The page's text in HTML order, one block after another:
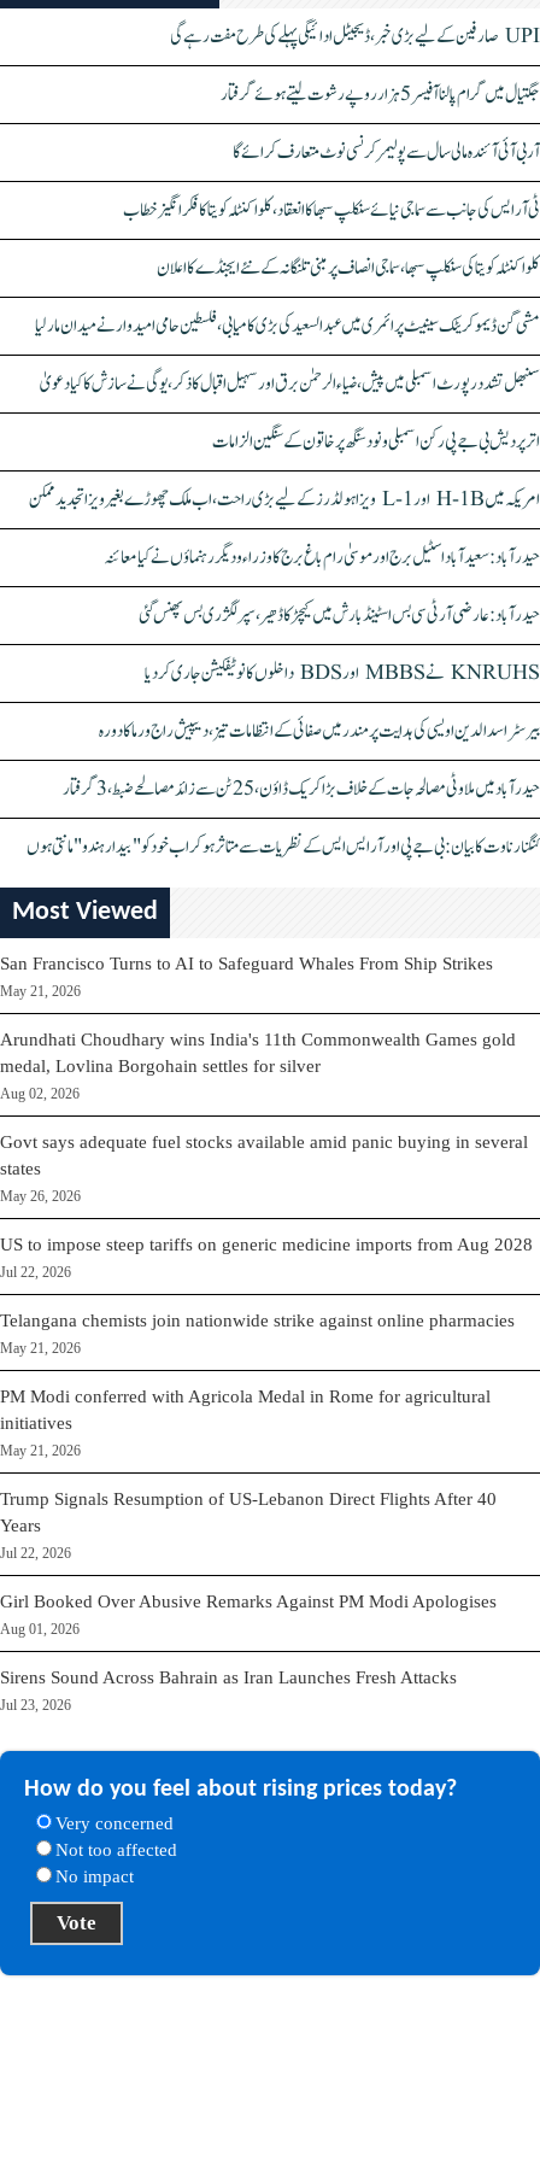
UPI صارفین کے لیے بڑی خبر، ڈیجیٹل ادائیگی پہلے کی طرح مفت رہے گی
جگتیال میں گرام پالنا آفیسر 5 ہزار روپے رشوت لیتے ہوئے گرفتار
آر بی آئی آئندہ مالی سال سے پولیمر کرنسی نوٹ متعارف کرائے گا
ٹی آر ایس کی جانب سے سماجی نیائے سنکلپ سبھا کا انعقاد، کلواکنٹلہ کویتا کا فکر انگیز خطاب
کلواکنٹلہ کویتا کی سنکلپ سبھا، سماجی انصاف پر مبنی تلنگانہ کے نئے ایجنڈے کا اعلان
مشی گن ڈیموکریٹک سینیٹ پرائمری میں عبدالسعید کی بڑی کامیابی، فلسطین حامی امیدوار نے میدان مار لیا
سنبھل تشدد رپورٹ اسمبلی میں پیش، ضیاء الرحمٰن برق اور سہیل اقبال کا ذکر، یوگی نے سازش کا کیا دعویٰ
اتر پردیش بی جے پی رکن اسمبلی ونود سنگھ پر خاتون کے سنگین الزامات
امریکہ میں H-1B اور L-1 ویزا ہولڈرز کے لیے بڑی راحت، اب ملک چھوڑے بغیر ویزا تجدید ممکن
حیدرآباد: سعیدآباد اسٹیل برج اور موسیٰ رام باغ برج کا وزراء و دیگر رہنماؤں نے کیا معائنہ
حیدرآباد: عارضی آر ٹی سی بس اسٹینڈ بارش میں کیچڑ کا ڈھیر، سپر لگژری بس پھنس گئی
KNRUHS نے MBBS اور BDS داخلوں کا نوٹیفکیشن جاری کر دیا
بیرسٹر اسدالدین اویسی کی ہدایت پر مندر میں صفائی کے انتظامات تیز، دیپیش راج ورما کا دورہ
حیدرآباد میں ملاوٹی مصالحہ جات کے خلاف بڑا کریک ڈاؤن، 25 ٹن سے زائد مصالحے ضبط، 3 گرفتار
کنگنا رناوت کا بیان: بی جے پی اور آر ایس ایس کے نظریات سے متاثر ہو کر اب خود کو "بیدار ہندو" مانتی ہوں
Most Viewed
San Francisco Turns to AI to Safeguard Whales From Ship Strikes
May 21, 2026
Arundhati Choudhary wins India's 11th Commonwealth Games gold
medal, Lovlina Borgohain settles for silver
Aug 02, 2026
Govt says adequate fuel stocks available amid panic buying in several
states
May 26, 2026
US to impose steep tariffs on generic medicine imports from Aug 2028
Jul 22, 2026
Telangana chemists join nationwide strike against online pharmacies
May 21, 2026
PM Modi conferred with Agricola Medal in Rome for agricultural
initiatives
May 21, 2026
Trump Signals Resumption of US-Lebanon Direct Flights After 40
Years
Jul 22, 2026
Girl Booked Over Abusive Remarks Against PM Modi Apologises
Aug 01, 2026
Sirens Sound Across Bahrain as Iran Launches Fresh Attacks
Jul 23, 2026
How do you feel about rising prices today?
Very concerned
Not too affected
No impact